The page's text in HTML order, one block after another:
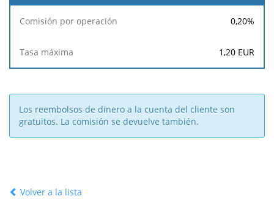
0,20%
1,20 EUR
Los reembolsos de dinero a la cuenta del cliente son
gratuitos. La comisión se devuelve también.
Volver a la lista